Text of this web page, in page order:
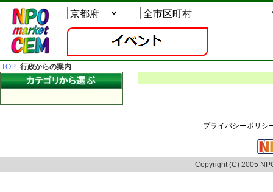
TOP -行政からの案内
プライバシーポリシ
Copyright (C) 2005